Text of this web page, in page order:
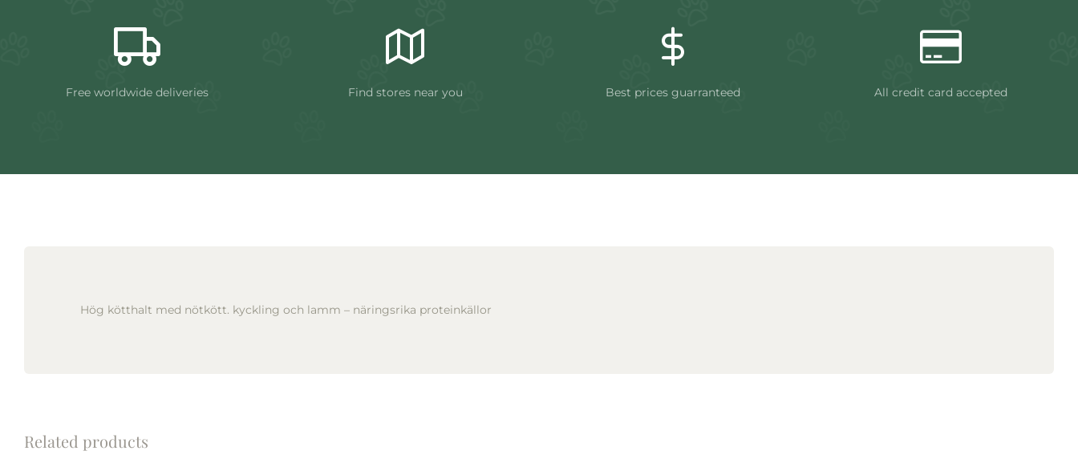
Free worldwide deliveries Find stores near you Best prices guarranteed All credit card accepted
Hög kötthalt med nötkött. kyckling och lamm – näringsrika proteinkällor
Related products